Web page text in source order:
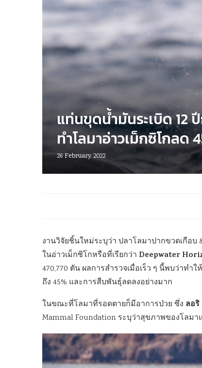
แท่นขุดน้ำมันระเบิด 12
ทำโลมาอ่าวเม็กซิโกลด
26 February 2022
งานวิจัยชิ้นใหม่ระบุว่า ปลาโลมาปากขวดเกือ
ในอ่าวเม็กซิโกหรือที่เรียกว่า Deepwater
470,770 ตัน ผลการสำรวจเมื่อเร็ว ๆ นี้พบว่าท
ถึง 45% และการสืบพันธุ์ลดลงอย่างมาก
ในขณะที่โลมาที่รอดตายก็มีอาการป่วย ซึ่ง ลอ
Mammal Foundation ระบุว่าสุขภาพของโลมา